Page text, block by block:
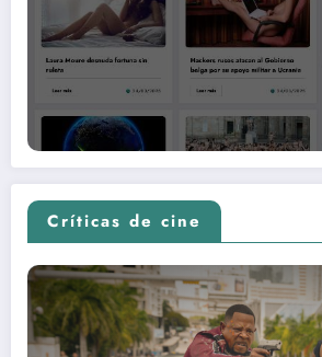
Críticas de cine